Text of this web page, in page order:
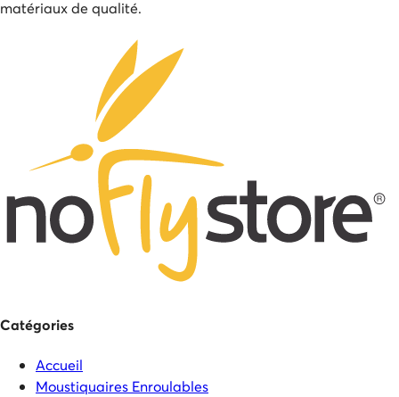
matériaux de qualité.
Catégories
Accueil
Moustiquaires Enroulables